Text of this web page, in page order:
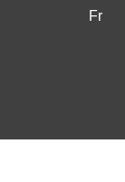
Fr